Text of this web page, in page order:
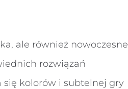
ale również nowoczesne
rozwiązań
się kolorów i subtelnej gry